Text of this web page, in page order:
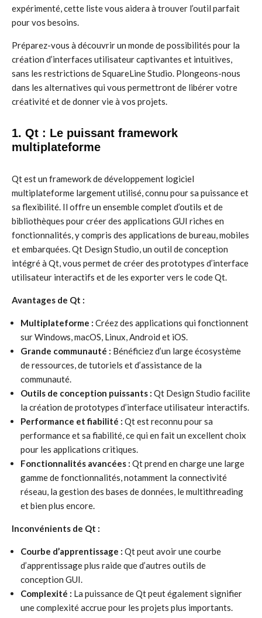
expérimenté, cette liste vous aidera à trouver l’outil parfait
pour vos besoins.
Préparez-vous à découvrir un monde de possibilités pour la
création d’interfaces utilisateur captivantes et intuitives,
sans les restrictions de SquareLine Studio. Plongeons-nous
dans les alternatives qui vous permettront de libérer votre
créativité et de donner vie à vos projets.
1. Qt : Le puissant framework
multiplateforme
Qt est un framework de développement logiciel
multiplateforme largement utilisé, connu pour sa puissance et
sa flexibilité. Il offre un ensemble complet d’outils et de
bibliothèques pour créer des applications GUI riches en
fonctionnalités, y compris des applications de bureau, mobiles
et embarquées. Qt Design Studio, un outil de conception
intégré à Qt, vous permet de créer des prototypes d’interface
utilisateur interactifs et de les exporter vers le code Qt.
Avantages de Qt :
Multiplateforme : Créez des applications qui fonctionnent
sur Windows, macOS, Linux, Android et iOS.
Grande communauté : Bénéficiez d’un large écosystème
de ressources, de tutoriels et d’assistance de la
communauté.
Outils de conception puissants : Qt Design Studio facilite
la création de prototypes d’interface utilisateur interactifs.
Performance et fiabilité : Qt est reconnu pour sa
performance et sa fiabilité, ce qui en fait un excellent choix
pour les applications critiques.
Fonctionnalités avancées : Qt prend en charge une large
gamme de fonctionnalités, notamment la connectivité
réseau, la gestion des bases de données, le multithreading
et bien plus encore.
Inconvénients de Qt :
Courbe d’apprentissage : Qt peut avoir une courbe
d’apprentissage plus raide que d’autres outils de
conception GUI.
Complexité : La puissance de Qt peut également signifier
une complexité accrue pour les projets plus importants.